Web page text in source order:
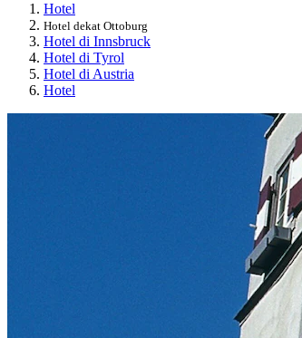
Hotel
Hotel dekat Ottoburg
Hotel di Innsbruck
Hotel di Tyrol
Hotel di Austria
Hotel